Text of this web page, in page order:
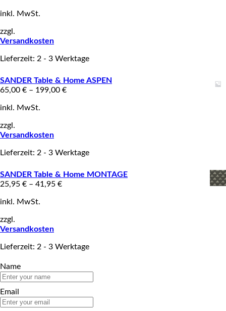
inkl. MwSt.
zzgl.
Versandkosten
Lieferzeit: 2 - 3 Werktage
SANDER Table & Home ASPEN
65,00 € – 199,00 €
inkl. MwSt.
zzgl.
Versandkosten
Lieferzeit: 2 - 3 Werktage
SANDER Table & Home MONTAGE
25,95 € – 41,95 €
inkl. MwSt.
zzgl.
Versandkosten
Lieferzeit: 2 - 3 Werktage
Name
Email